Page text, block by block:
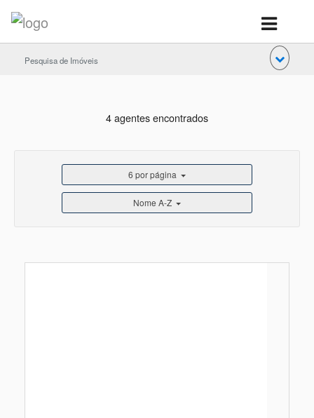
Pesquisa de Imóveis
4 agentes encontrados
6 por página
Nome A-Z